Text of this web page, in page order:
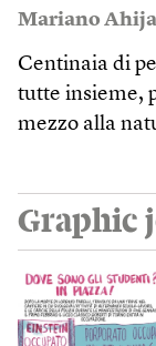
Mariano
Centinaia di
tutte insieme,
mezzo alla
Graphic